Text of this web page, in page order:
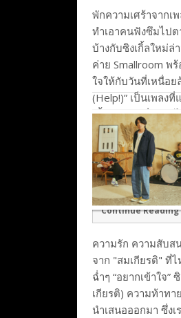
พักความเศร้าจากเ
ทำเอาคนฟังซึมไป
บ้างกับซิงเกิ้ลใหม่ล่
ค่าย Smallroom พ
ใจให้กับวันที่เหนื่อย
(Help!)” เป็นเพลง
เนื้อหาเพลงที่สัมผัส
ให้กับใครสักคนเส
ทุกข์หรือสุข หรือใ
และให้กำลังใจอยู่ที่
ยก้ตาม แต่แค่นึกถึง
Continue Reading
ความรัก ความสับส
จาก "สมเกียรติ" ที่
ฉ่ำๆ “อยากเข้าใจ”
เกียรติ) ความท้าท
นำเสนอออกมา ซึ่ง